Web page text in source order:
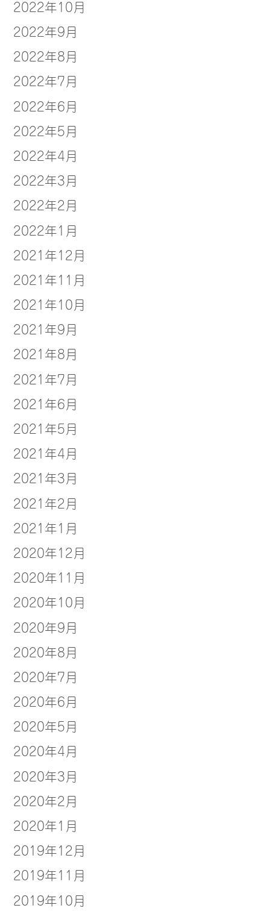
2022年10月
2022年9月
2022年8月
2022年7月
2022年6月
2022年5月
2022年4月
2022年3月
2022年2月
2022年1月
2021年12月
2021年11月
2021年10月
2021年9月
2021年8月
2021年7月
2021年6月
2021年5月
2021年4月
2021年3月
2021年2月
2021年1月
2020年12月
2020年11月
2020年10月
2020年9月
2020年8月
2020年7月
2020年6月
2020年5月
2020年4月
2020年3月
2020年2月
2020年1月
2019年12月
2019年11月
2019年10月